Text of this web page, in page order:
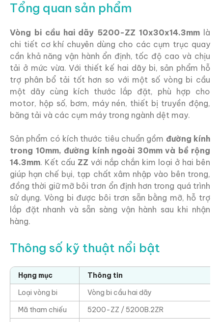
Tổng quan sản phẩm
Vòng bi cầu hai dãy 5200-ZZ 10x30x14.3mm là
chi tiết cơ khí chuyên dùng cho các cụm trục quay
cần khả năng vận hành ổn định, tốc độ cao và chịu
tải ở mức vừa. Với thiết kế hai dãy bi, sản phẩm hỗ
trợ phân bổ tải tốt hơn so với một số vòng bi cầu
một dãy cùng kích thước lắp đặt, phù hợp cho
motor, hộp số, bơm, máy nén, thiết bị truyền động,
băng tải và các cụm máy trong ngành dệt may.
Sản phẩm có kích thước tiêu chuẩn gồm đường kính
trong 10mm, đường kính ngoài 30mm và bề rộng
14.3mm. Kết cấu ZZ với nắp chắn kim loại ở hai bên
giúp hạn chế bụi, tạp chất xâm nhập vào bên trong,
đồng thời giữ mỡ bôi trơn ổn định hơn trong quá trình
sử dụng. Vòng bi được bôi trơn sẵn bằng mỡ, hỗ trợ
lắp đặt nhanh và sẵn sàng vận hành sau khi nhận
hàng.
Thông số kỹ thuật nổi bật
Hạng mục
Thông tin
Loại vòng bi
Vòng bi cầu hai dãy
Mã tham chiếu
5200-ZZ / 5200B.2ZR